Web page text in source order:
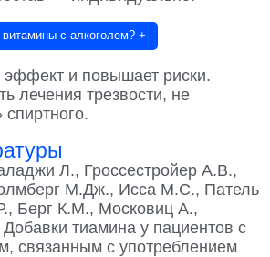
с алкоголем? +
эффект и повышает риски.
лечения трезвости, не
спиртного.
Л., Гроссестройер А.В.,
М.Дж., Исса М.С., Патель
Берг К.М., Московиц А.,
тиамина у пациентов с
связанным с употреблением